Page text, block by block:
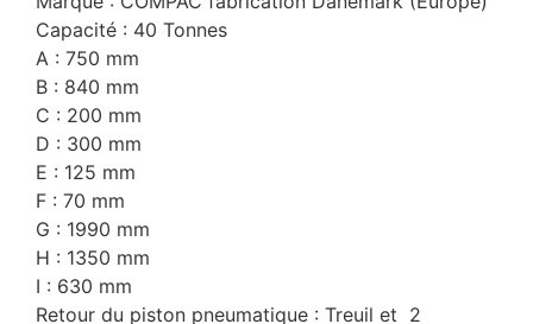
Capacité : 40 Tonnes
A : 750 mm
B : 840 mm
C : 200 mm
D : 300 mm
E : 125 mm
F : 70 mm
G : 1990 mm
H : 1350 mm
I : 630 mm
Retour du piston pneumatique : Treuil et 2